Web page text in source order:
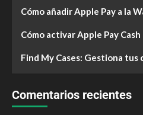
Cómo añadir Apple Pay a la
Cómo activar Apple Pay
Find My Cases: Gestiona tus
Comentarios recientes